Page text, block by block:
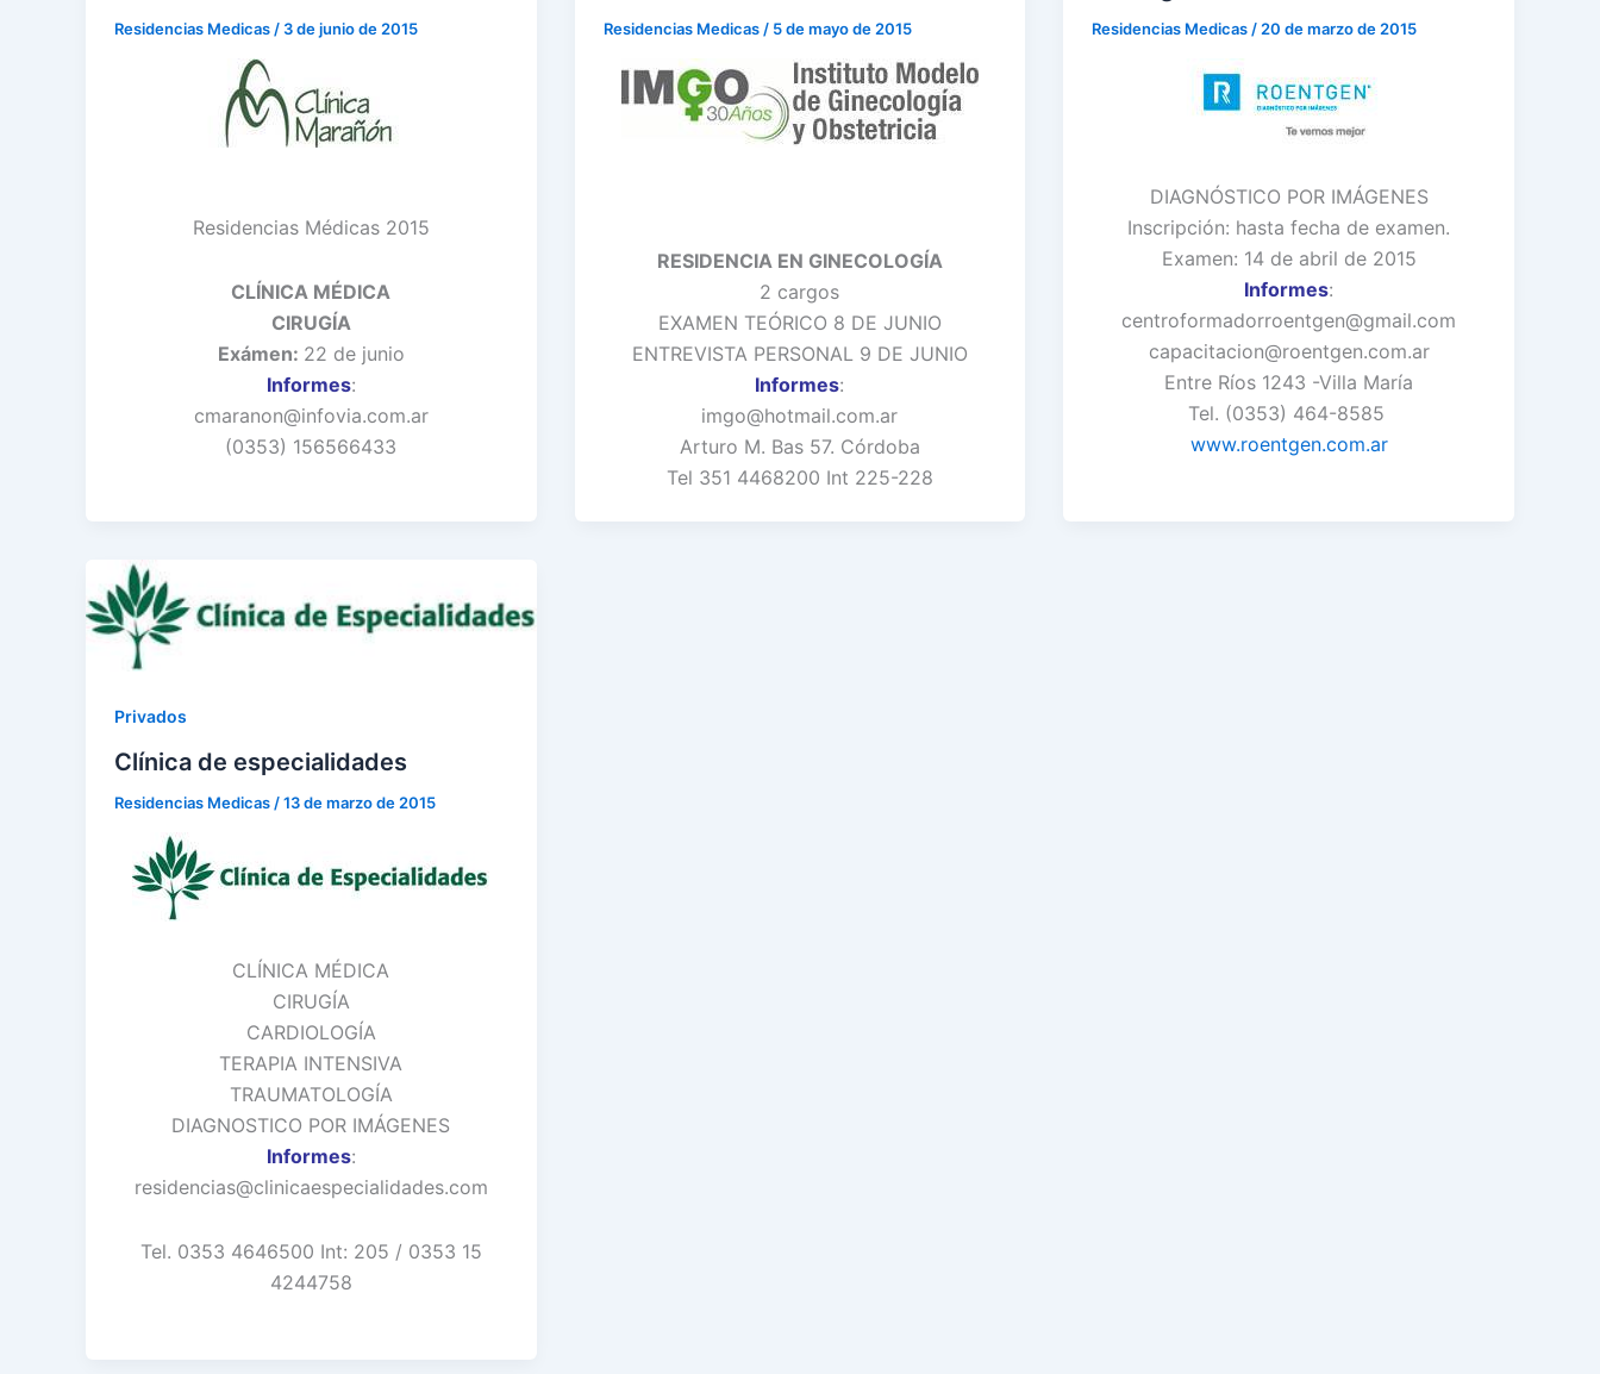
Residencias Medicas / 3 de junio de 2015
Residencias Médicas 2015
CLÍNICA MÉDICA
CIRUGÍA
Exámen: 22 de junio
Informes:
cmaranon@infovia.com.ar
(0353) 156566433
Residencias Medicas / 5 de mayo de 2015
RESIDENCIA EN GINECOLOGÍA
2 cargos
EXAMEN TEÓRICO 8 DE JUNIO
ENTREVISTA PERSONAL 9 DE JUNIO
Informes:
imgo@hotmail.com.ar
Arturo M. Bas 57. Córdoba
Tel 351 4468200 Int 225-228
Residencias Medicas / 20 de marzo de 2015
DIAGNÓSTICO POR IMÁGENES
Inscripción: hasta fecha de examen.
Examen: 14 de abril de 2015
Informes:
centroformadorroentgen@gmail.com
capacitacion@roentgen.com.ar
Entre Ríos 1243 -Villa María
Tel. (0353) 464-8585
www.roentgen.com.ar
Privados
Clínica de especialidades
Residencias Medicas /13 de marzo de 2015
CLÍNICA MÉDICA
CIRUGÍA
CARDIOLOGÍA
TERAPIA INTENSIVA
TRAUMATOLOGÍA
DIAGNOSTICO POR IMÁGENES
Informes:
residencias@clinicaespecialidades.com
Tel. 0353 4646500 Int: 205 / 0353 15
4244758